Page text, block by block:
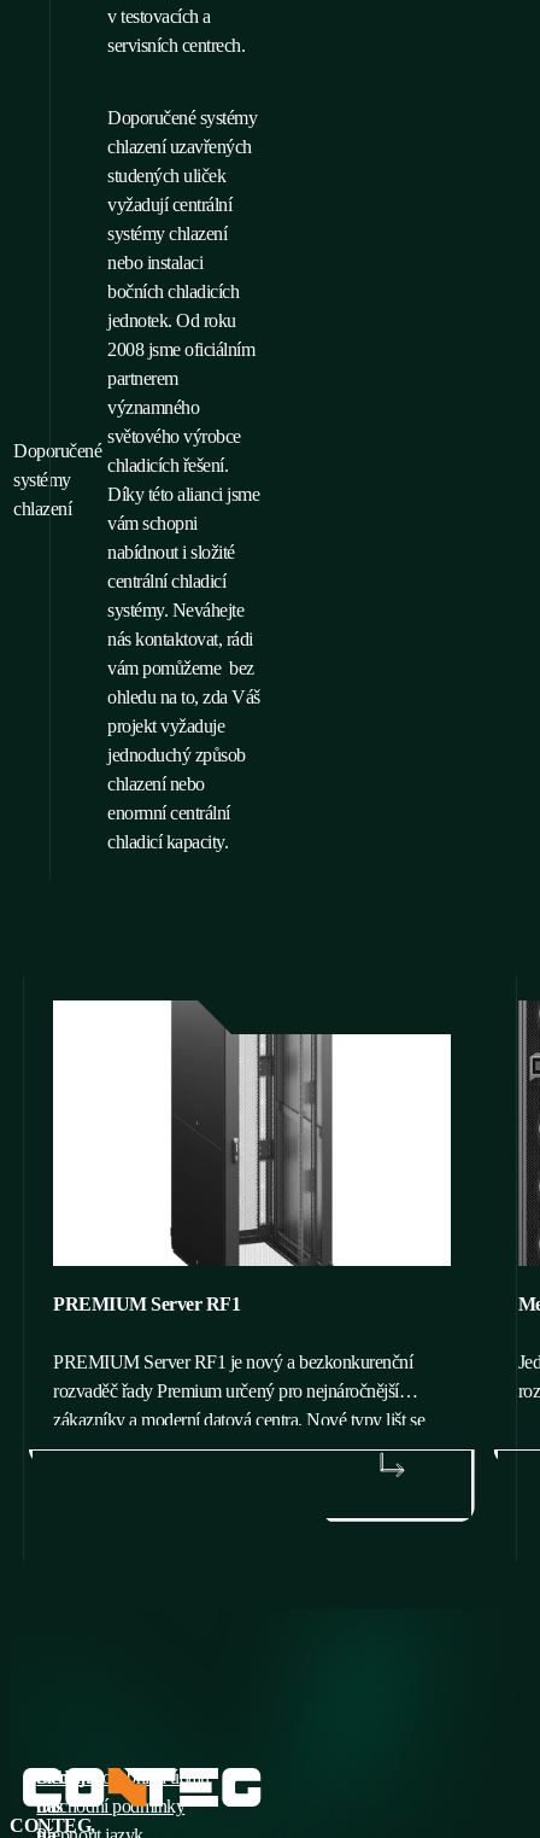
v testovacích a
servisních centrech.
Doporučené
systémy
chlazení
Doporučené systémy
chlazení uzavřených
studených uliček
vyžadují centrální
systémy chlazení
nebo instalaci
bočních chladicích
jednotek. Od roku
2008 jsme oficiálním
partnerem
významného
světového výrobce
chladicích řešení.
Díky této alianci jsme
vám schopni
nabídnout i složité
centrální chladicí
systémy. Neváhejte
nás kontaktovat, rádi
vám pomůžeme bez
ohledu na to, zda Váš
projekt vyžaduje
jednoduchý způsob
chlazení nebo
enormní centrální
chladicí kapacity.
PREMIUM Server RF1
PREMIUM Server RF1 je nový a bezkonkurenční
rozvaděč řady Premium určený pro nejnáročnější
zákazníky a moderní datová centra. Nové typy lišt se
značením U pozic se velmi snadno upevňují, a přinášejí
tak mimořádnou variabilitu vnitřního uspořádání.
CONTEG,
Sledujte
nás
Ochrana osobních údajů
Obchodní podmínky